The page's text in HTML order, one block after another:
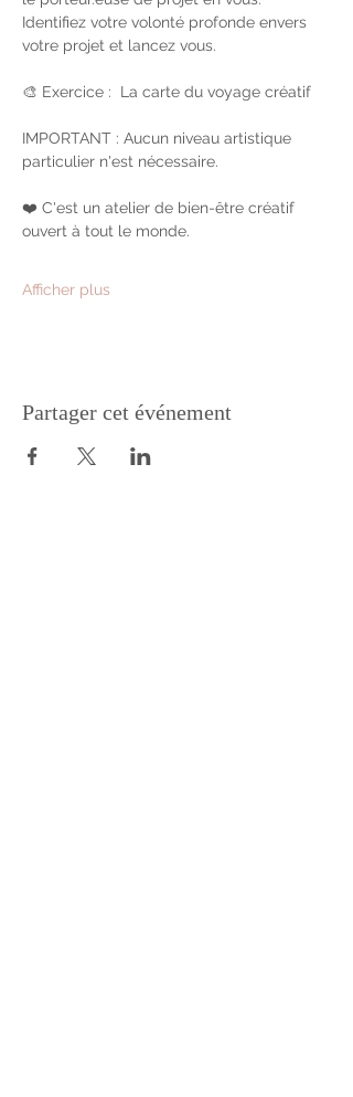
Identifiez votre volonté profonde envers
votre projet et lancez vous.
🎨 Exercice :  La carte du voyage créatif
IMPORTANT : Aucun niveau artistique
particulier n'est nécessaire.
❤️ C'est un atelier de bien-être créatif
ouvert à tout le monde.
Afficher plus
Partager cet événement